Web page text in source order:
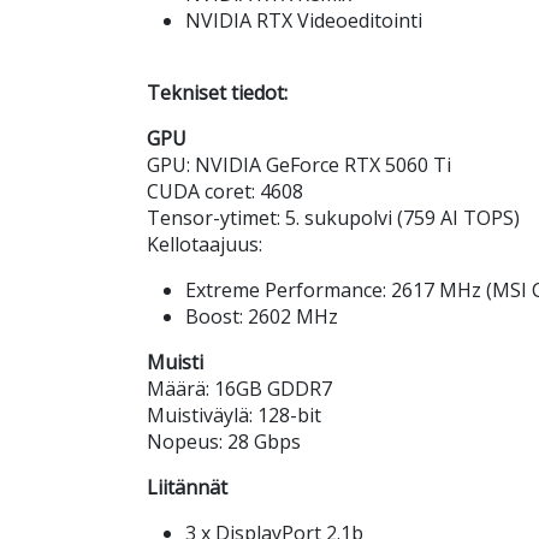
NVIDIA RTX Videoeditointi
Tekniset tiedot:
GPU
GPU: NVIDIA GeForce RTX 5060 Ti
CUDA coret: 4608
Tensor-ytimet: 5. sukupolvi (759 AI TOPS)
Kellotaajuus:
Extreme Performance: 2617 MHz (MSI
Boost: 2602 MHz
Muisti
Määrä: 16GB GDDR7
Muistiväylä: 128-bit
Nopeus: 28 Gbps
Liitännät
3 x DisplayPort 2.1b